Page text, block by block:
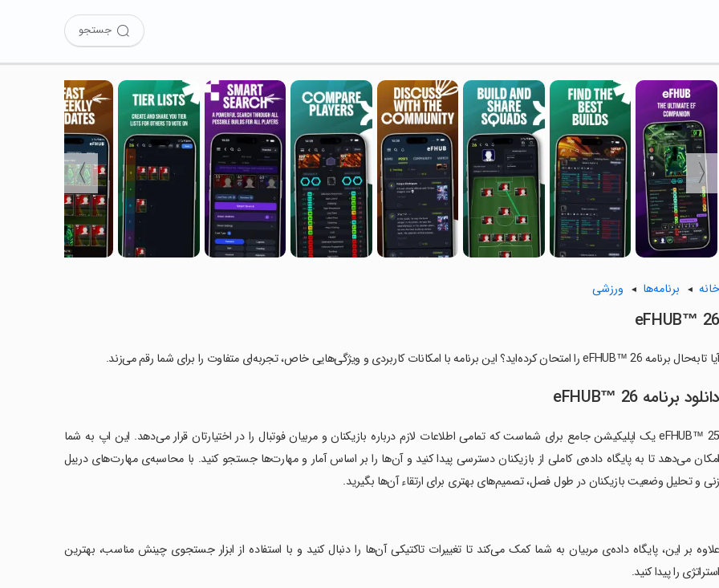
جستجو
〈
〉
خانه برنامه‌ها ورزشی
eFHUB™ 26
آیا تابه‌حال برنامه eFHUB™ 26 را امتحان کرده‌اید؟ این برنامه با امکانات کاربردی و ویژگی‌هایی خاص، تجربه‌ای متفاوت را برای شما رقم می‌زند.
دانلود برنامه eFHUB™ 26
eFHUB™ 25 یک اپلیکیشن جامع برای شماست که تمامی اطلاعات لازم درباره بازیکنان و مربیان فوتبال را در اختیارتان قرار می‌دهد. این اپ به شما
امکان می‌دهد تا به پایگاه داده‌ی کاملی از بازیکنان دسترسی پیدا کنید و آن‌ها را بر اساس آمار و مهارت‌ها جستجو کنید. با محاسبه‌ی مهارت‌های دریبل
زنی و تحلیل وضعیت بازیکنان در طول فصل، تصمیم‌های بهتری برای ارتقاء آن‌ها بگیرید.
‏علاوه بر این، پایگاه داده‌ی مربیان به شما کمک می‌کند تا تغییرات تاکتیکی آن‌ها را دنبال کنید و با استفاده از ابزار جستجوی چینش مناسب، بهترین
استراتژی را پیدا کنید.